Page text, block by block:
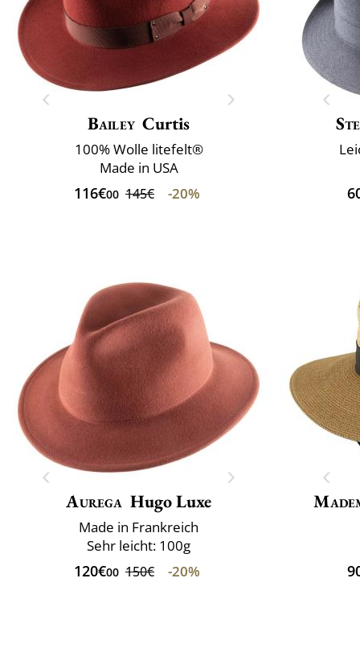
Bailey Curtis
100% Wolle litefelt®
Made in USA
116€00 145€ -20%
Aurega Hugo Luxe
Made in Frankreich
Sehr leicht: 100g
120€00 150€ -20%